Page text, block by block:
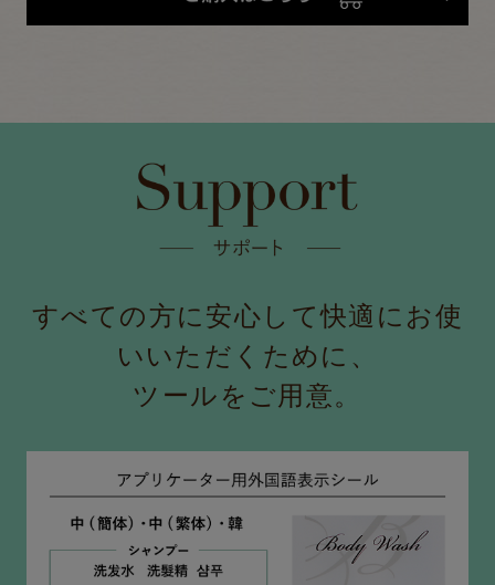
すべての方に安心して快適にお使
いいただくために、
ツールをご用意。